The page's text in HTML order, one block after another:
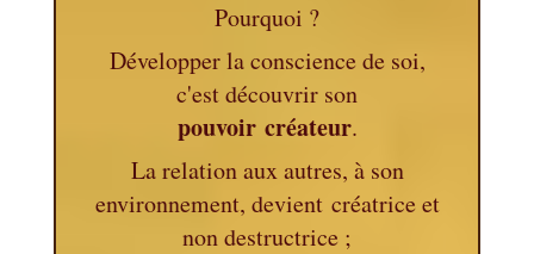
Pourquoi ?
Développer la conscience de soi,
c'est découvrir son
pouvoir créateur.
La relation aux autres, à son
environnement, devient créatrice et
non destructrice ;